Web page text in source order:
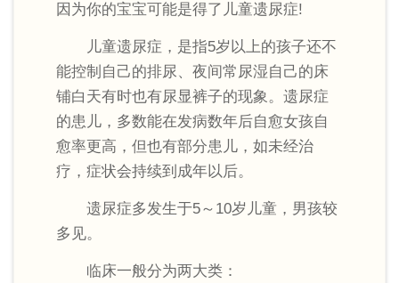
因为你的宝宝可能是得了儿童遗尿症!
儿童遗尿症，是指5岁以上的孩子还不
能控制自己的排尿、夜间常尿湿自己的床
铺白天有时也有尿显裤子的现象。遗尿症
的患儿，多数能在发病数年后自愈女孩自
愈率更高，但也有部分患儿，如未经治
疗，症状会持续到成年以后。
遗尿症多发生于5～10岁儿童，男孩较
多见。
临床一般分为两大类：